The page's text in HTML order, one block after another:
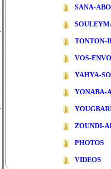
SANA-
TONTON-
VOS-
YAHYA-
YONABA-
ZOUNDI-
PHOTOS
VIDEOS